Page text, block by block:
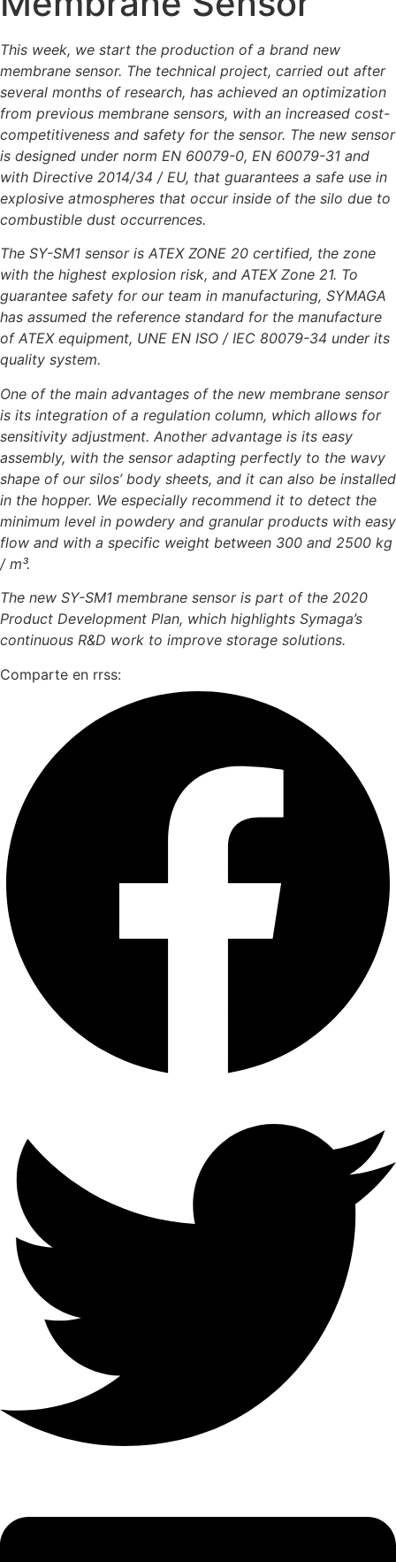
This week, we start the production of a brand new
membrane sensor. The technical project, carried out after
several months of research, has achieved an optimization
from previous membrane sensors, with an increased cost-
competitiveness and safety for the sensor. The new sensor
is designed under norm EN 60079-0, EN 60079-31 and
with Directive 2014/34 / EU, that guarantees a safe use in
explosive atmospheres that occur inside of the silo due to
combustible dust occurrences.
The SY-SM1 sensor is ATEX ZONE 20 certified, the zone
with the highest explosion risk, and ATEX Zone 21. To
guarantee safety for our team in manufacturing, SYMAGA
has assumed the reference standard for the manufacture
of ATEX equipment, UNE EN ISO / IEC 80079-34 under its
quality system.
One of the main advantages of the new membrane sensor
is its integration of a regulation column, which allows for
sensitivity adjustment. Another advantage is its easy
assembly, with the sensor adapting perfectly to the wavy
shape of our silos’ body sheets, and it can also be installed
in the hopper. We especially recommend it to detect the
minimum level in powdery and granular products with easy
flow and with a specific weight between 300 and 2500 kg
/ m³.
The new SY-SM1 membrane sensor is part of the 2020
Product Development Plan, which highlights Symaga’s
continuous R&D work to improve storage solutions.
Comparte en rrss: